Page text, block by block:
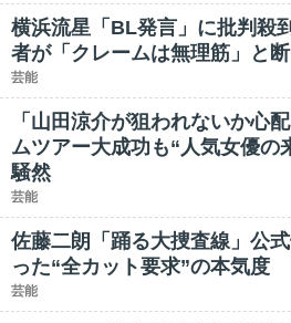
横浜流星「BL発言」に批判殺
者が「クレームは無理筋」と
芸能
「山田涼介が狙われないか心
ムツアー大成功も“人気女優の
騒然
芸能
佐藤二朗「踊る大捜査線」公
った“全カット要求”の本気度
芸能